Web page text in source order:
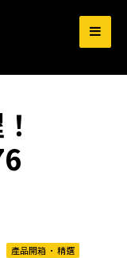
產品開箱 • 精選